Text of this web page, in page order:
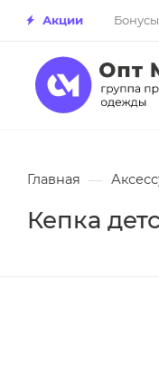
Акции Бонусы
Главная —
Кепка